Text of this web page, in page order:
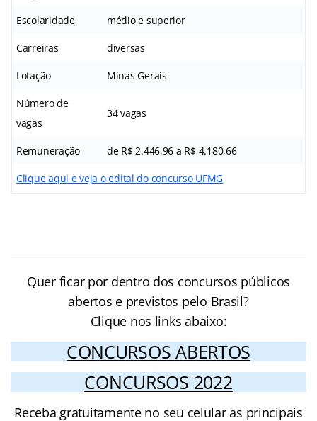
Escolaridade médio e superior
Carreiras diversas
Lotação Minas Gerais
Número de
vagas
34 vagas
Remuneração de R$ 2.446,96 a R$ 4.180,66
Clique aqui e veja o edital do concurso UFMG
Quer ficar por dentro dos concursos públicos
abertos e previstos pelo Brasil?
Clique nos links abaixo:
CONCURSOS ABERTOS
CONCURSOS 2022
Receba gratuitamente no seu celular as principais